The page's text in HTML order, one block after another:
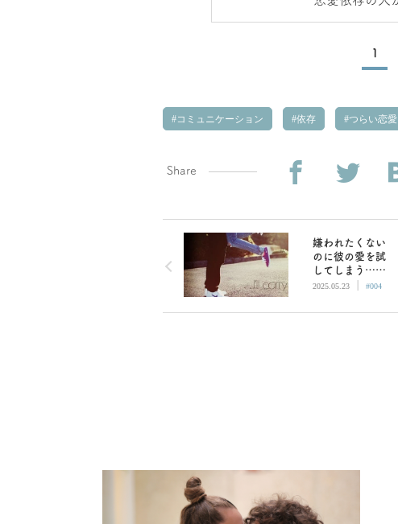
1
コミュニケーション 依存 つらい恋愛
Share
嫌われたくない
のに彼の愛を試
してしまう…恋
愛依存の恋愛が
理由
2025.05.23 | #004